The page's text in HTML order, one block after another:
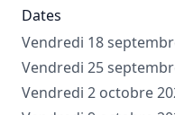
Dates
Vendredi 18
Vendredi 25
Vendredi 2 octobre